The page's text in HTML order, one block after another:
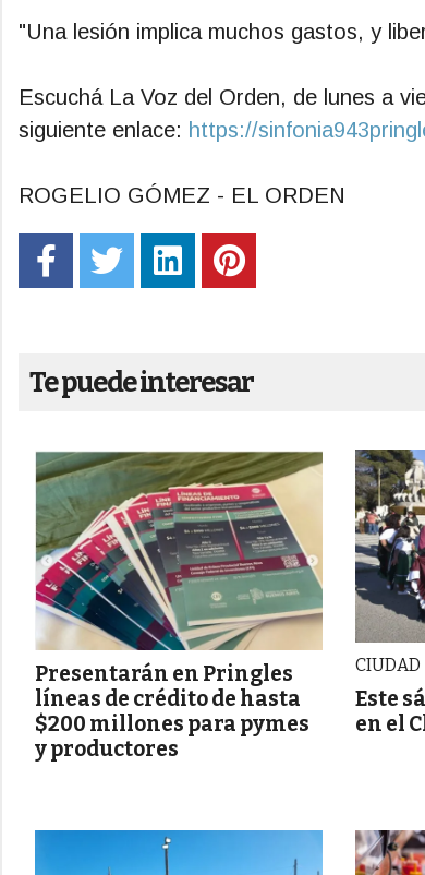
"Una lesión implica muchos gastos, y
Escuchá La Voz del Orden, de lunes a
siguiente enlace: https://
ROGELIO GÓMEZ - EL ORDEN
Te puede interesar
Presentarán en Pringles
líneas de crédito de hasta
$200 millones para pymes
y productores
CIUDAD
Este
en el